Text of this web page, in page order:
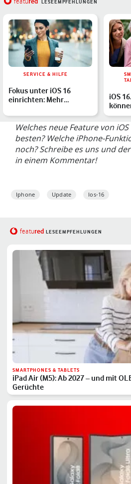
featu LESEEMPFEHLUNGEN
SERVICE & HILFE
Fokus unter iOS 16
einrichten: Mehr
iPhone und i…
iOS
und
Welches neue Feature von
besten? Welche iPhone-
noch? Schreibe es uns und
in einem Kommentar!
Iphone Update Ios-16
featured LESEEMPFEHLUNGEN
SMARTPHONES & TABLETS
iPad Air (M5): Ab 2027 – und mit
Gerüchte